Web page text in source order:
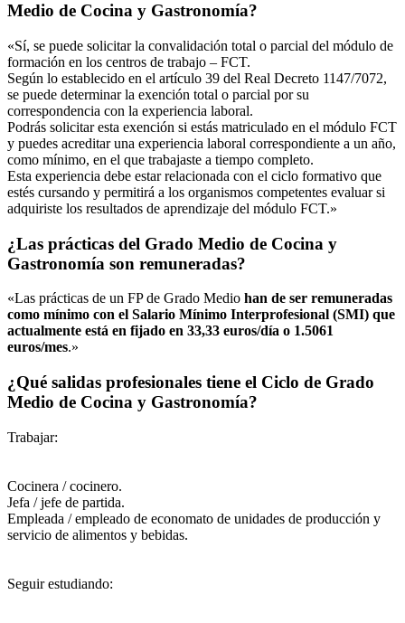
Medio de Cocina y Gastronomía?
«Sí, se puede solicitar la convalidación total o parcial del módulo de
formación en los centros de trabajo – FCT.
Según lo establecido en el artículo 39 del Real Decreto 1147/7072,
se puede determinar la exención total o parcial por su
correspondencia con la experiencia laboral.
Podrás solicitar esta exención si estás matriculado en el módulo FCT
y puedes acreditar una experiencia laboral correspondiente a un año,
como mínimo, en el que trabajaste a tiempo completo.
Esta experiencia debe estar relacionada con el ciclo formativo que
estés cursando y permitirá a los organismos competentes evaluar si
adquiriste los resultados de aprendizaje del módulo FCT.»
¿Las prácticas del Grado Medio de Cocina y
Gastronomía son remuneradas?
«Las prácticas de un FP de Grado Medio han de ser remuneradas
como mínimo con el Salario Mínimo Interprofesional (SMI) que
actualmente está en fijado en 33,33 euros/día o 1.5061
euros/mes.»
¿Qué salidas profesionales tiene el Ciclo de Grado
Medio de Cocina y Gastronomía?
Trabajar:
Cocinera / cocinero.
Jefa / jefe de partida.
Empleada / empleado de economato de unidades de producción y
servicio de alimentos y bebidas.
Seguir estudiando: